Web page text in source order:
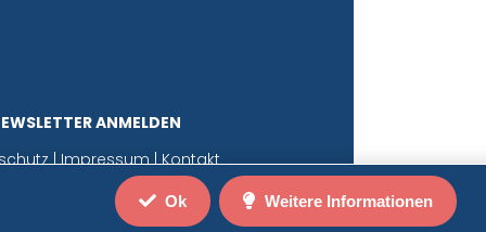
ANMELDEN
|Impressum|Kontakt
Ok Weitere Informationen